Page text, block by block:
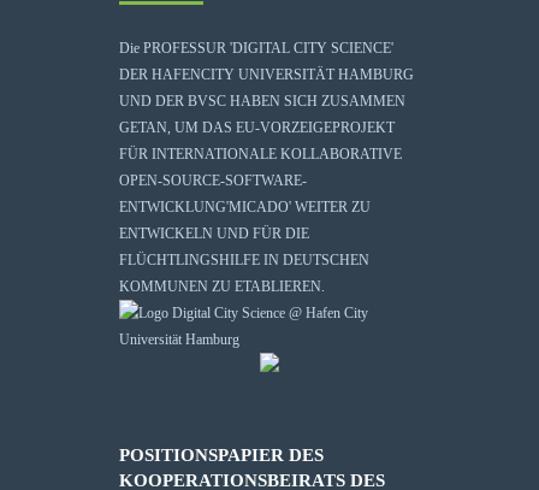
Die PROFESSUR 'DIGITAL CITY SCIENCE'
DER HAFENCITY UNIVERSITÄT HAMBURG
UND DER BVSC HABEN SICH ZUSAMMEN
GETAN, UM DAS EU-VORZEIGEPROJEKT
FÜR INTERNATIONALE KOLLABORATIVE
OPEN-SOURCE-SOFTWARE-
ENTWICKLUNG'MICADO' WEITER ZU
ENTWICKELN UND FÜR DIE
FLÜCHTLINGSHILFE IN DEUTSCHEN
KOMMUNEN ZU ETABLIEREN.
POSITIONSPAPIER DES
KOOPERATIONSBEIRATS DES